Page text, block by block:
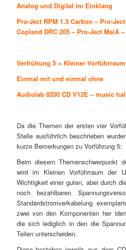
Analog und Digital im Einklang
Pro-Ject RPM 1.3 Carbon – Pro-
Copland DRC 205– Pro-Ject MaiA–
Verfrühung 5 = Kleiner
Einmal mit und einmal ohne
Audiolab 8200 CD V12E–music
Da die Themen der ersten vier
Stelle ausführlich beschrieben
kurze Bemerkungen zu Vorführung 5:
Beim diesem Themenschwerpunkt
wird im Kleinen Vorführraum der
Wichtigkeit einer guten, aber durch
noch bezahlbaren
Standardstromverkabelung
zwei von den Komponenten her
die sich lediglich in den die
Teilen unterscheiden.